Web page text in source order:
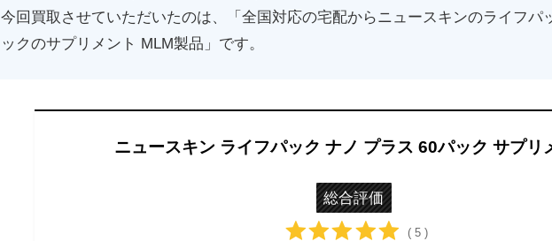
今回買取させていただいたのは、「全国対応の宅配からニュースキンのライフパ
ックのサプリメント MLM製品」です。
ニュースキン ライフパック ナノ プラス 60パック サプリ
総合評価
( 5 )